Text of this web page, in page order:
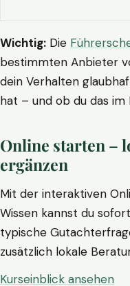
Wichtig: Die
bestimmten Anbieter
dein Verhalten
hat – und ob du das
Online starten –
ergänzen
Mit der interaktiven
Wissen kannst du
typische
zusätzlich lokale
Kurseinblick ansehen